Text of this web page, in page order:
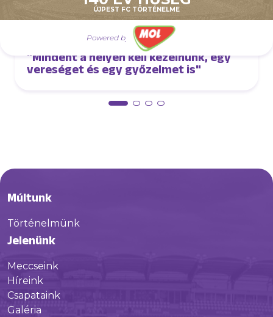
ÚJPEST FC TÖRTÉNELME
Powered by
"Mindent a helyén kell kezelnünk, egy
vereséget és egy győzelmet is"
Múltunk
Történelmünk
Jelenünk
Meccseink
Híreink
Csapataink
Galéria